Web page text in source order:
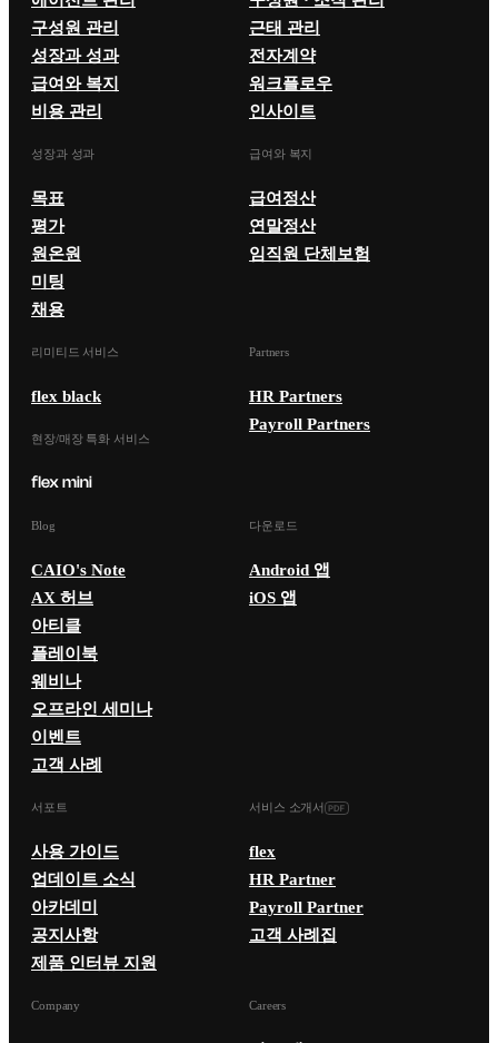
구성원 관리
성장과 성과
급여와 복지
비용 관리
근태 관리
전자계약
워크플로우
인사이트
성장과 성과
목표
평가
원온원
미팅
채용
급여와 복지
급여정산
연말정산
임직원 단체보험
리미티드 서비스
flex black
현장/매장 특화 서비스
Partners
HR Partners
Payroll Partners
Blog
CAIO's Note
AX 허브
아티클
플레이북
웨비나
오프라인 세미나
이벤트
고객 사례
다운로드
Android 앱
iOS 앱
서포트
사용 가이드
업데이트 소식
아카데미
공지사항
제품 인터뷰 지원
서비스 소개서
flex
HR Partner
Payroll Partner
고객 사례집
Company Careers